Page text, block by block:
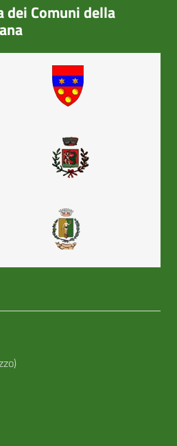
dei Comuni della